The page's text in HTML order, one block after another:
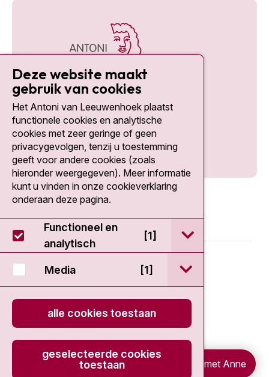
Social media
Disclaimer
Privacy statement
Cookieverklaring
Deze website maakt
gebruik van cookies
Het Antoni van Leeuwenhoek plaatst
functionele cookies en analytische
cookies met zeer geringe of geen
privacygevolgen, tenzij u toestemming
geeft voor andere cookies (zoals
hieronder weergegeven). Meer informatie
kunt u vinden in onze cookieverklaring
onderaan deze pagina.
Functioneel en
analytisch
[1] open / sluit
Media [1] open / sluit
alle cookies toestaan
geselecteerde cookies
toestaan
Chat met Anne